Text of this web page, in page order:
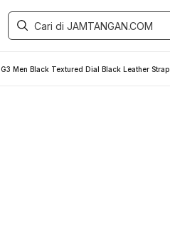
Men Black Textured Dial Black Leather Strap